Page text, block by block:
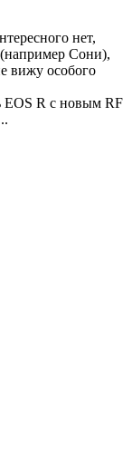
нет,
Сони),
вижу особого
EOS R с новым RF